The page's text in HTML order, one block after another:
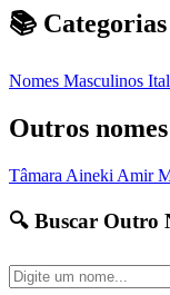
📚
Nomes Masculinos
Outros nomes
Tâmara Aineki Amir
🔍 Buscar Outro